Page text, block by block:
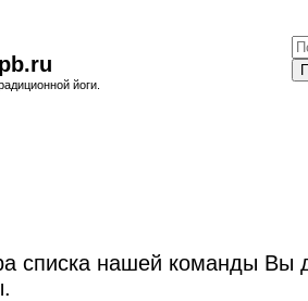
йоги.
списка нашей команды Вы